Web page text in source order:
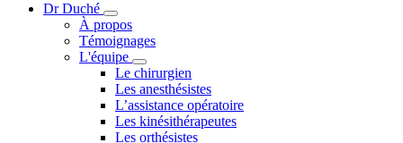
Dr Duché
À propos
Témoignages
L'équipe
Le chirurgien
Les anesthésistes
L’assistance opératoire
Les kinésithérapeutes
Les orthésistes